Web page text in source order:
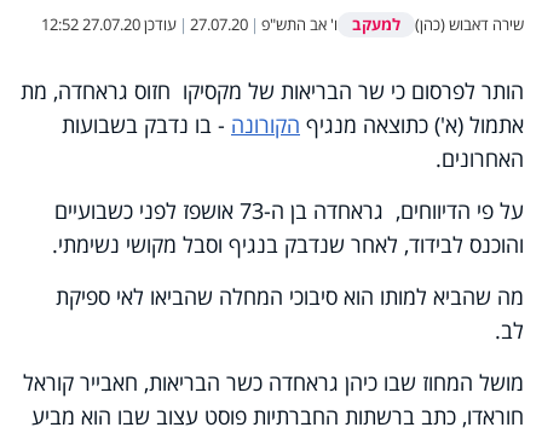
שירה דאבוש (כהן) למעקב ו' אב התש"פ |
27.07.20
| עודכן27.07.20 12:52
הותר לפרסום כי שר הבריאות של מקסיקו חזוס גראחדה, מת
אתמול (א') כתוצאה מנגיף הקורונה - בו נדבק בשבועות
האחרונים.
על פי הדיווחים, גראחדה בן ה-73 אושפז לפני כשבועיים
והוכנס לבידוד, לאחר שנדבק בנגיף וסבל מקושי נשימתי.
מה שהביא למותו הוא סיבוכי המחלה שהביאו לאי ספיקת
לב.
מושל המחוז שבו כיהן גראחדה כשר הבריאות, חאבייר קוראל
חוראדו, כתב ברשתות החברתיות פוסט עצוב שבו הוא מביע